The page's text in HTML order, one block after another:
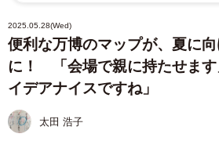
2025.05.28(Wed)
便利な万博のマップが、夏に向
に！ 「会場で親に持たせます
イデアナイスですね」
太田 浩子